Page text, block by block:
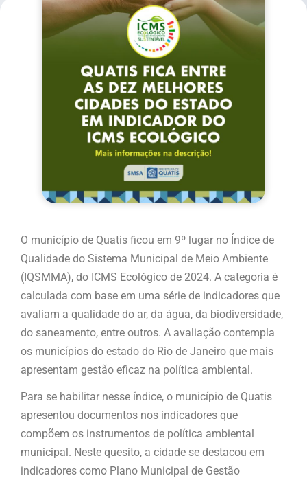
O município de Quatis ficou em 9º lugar no Índice de
Qualidade do Sistema Municipal de Meio Ambiente
(IQSMMA), do ICMS Ecológico de 2024. A categoria é
calculada com base em uma série de indicadores que
avaliam a qualidade do ar, da água, da biodiversidade,
do saneamento, entre outros. A avaliação contempla
os municípios do estado do Rio de Janeiro que mais
apresentam gestão eficaz na política ambiental.
Para se habilitar nesse índice, o município de Quatis
apresentou documentos nos indicadores que
compõem os instrumentos de política ambiental
municipal. Neste quesito, a cidade se destacou em
indicadores como Plano Municipal de Gestão